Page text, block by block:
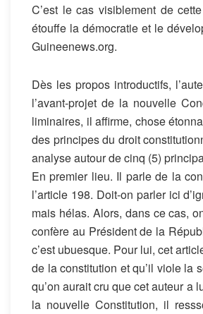
C’est le cas visiblement de
étouffe la démocratie et le
Guineenews.org.
Dès les propos introductifs,
l’avant-projet de la nouvelle
liminaires, il affirme, chose
des principes du droit
analyse autour de cinq (5)
En premier lieu. Il parle de la
l’article 198. Doit-on parler ici
mais hélas. Alors, dans ce cas,
confère au Président de la
c’est ubuesque. Pour lui, cet
de la constitution et qu’il viole la
qu’on aurait cru que cet auteur a
la nouvelle Constitution, il